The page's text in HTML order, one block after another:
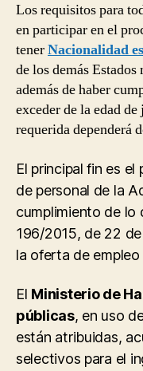
Los requisitos para
en participar en el
tenerNacionalidad
de los demás
además de haber
exceder de la edad
requerida dependerá
El principal fin es
de personal de la
cumplimiento de lo
196/2015, de 22
la oferta de
El Ministerio de
públicas, en uso
están atribuidas,
selectivos para el